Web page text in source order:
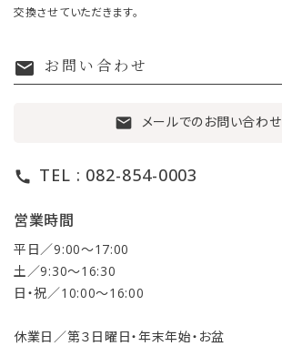
交換させていただきます。
mail お問い合わせ
mail メールでのお問い合わせ
call TEL : 082-854-0003
営業時間
平日／9:00〜17:00
土／9:30〜16:30
日・祝／10:00〜16:00
休業日／第３日曜日・年末年始・お盆